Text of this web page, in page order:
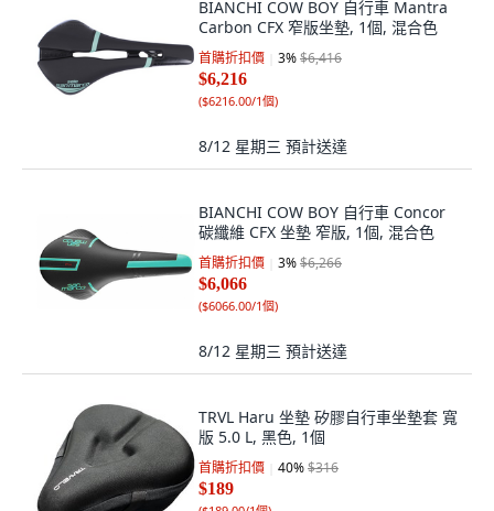
BIANCHI COW BOY 自行車 Mantra
Carbon CFX 窄版坐墊, 1個, 混合色
首購折扣價 3%$6,416
$6,216
($6216.00/1個)
8/12 星期三 預計送達
BIANCHI COW BOY 自行車 Concor
碳纖維 CFX 坐墊 窄版, 1個, 混合色
首購折扣價 3%$6,266
$6,066
($6066.00/1個)
8/12 星期三 預計送達
TRVL Haru 坐墊 矽膠自行車坐墊套 寬
版 5.0 L, 黑色, 1個
首購折扣價 40%$316
$189